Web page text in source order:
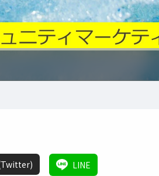
LINE